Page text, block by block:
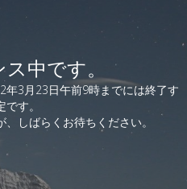
中です。
3月23日午前9時までには終了す
です。
しばらくお待ちください。